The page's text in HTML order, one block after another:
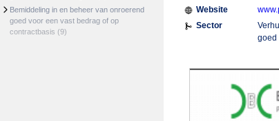
Bemiddeling in en beheer van onroerend
goed voor een vast bedrag of op
contractbasis (9)
Website
Sector
goed